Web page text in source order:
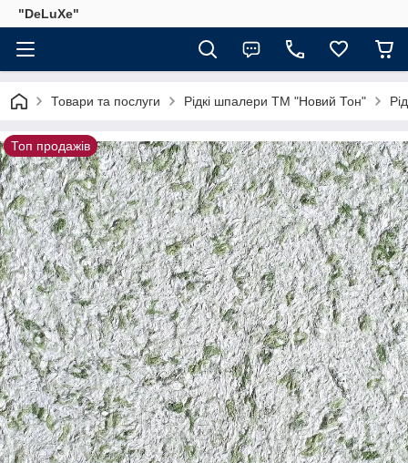
"DeLuХe"
Товари та послуги Рідкі шпалери ТМ "Новий Тон"
Топ продажів